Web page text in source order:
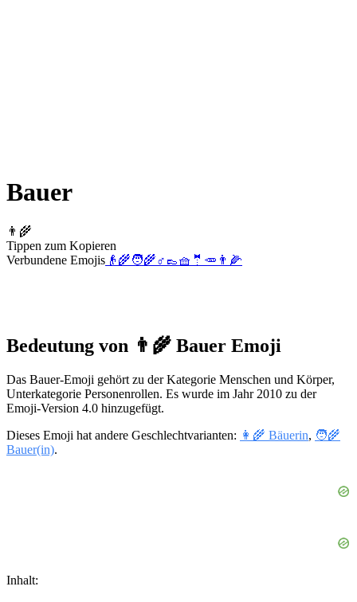
Bauer
👨‍🌾
Tippen zum Kopieren
Verbundene Emojis 👴 🌾🧑‍🌾♂️ 👞🧺 🤵 🥕 👨 🌽
Bedeutung von 👨‍🌾 Bauer Emoji
Das Bauer-Emoji gehört zu der Kategorie Menschen und Körper,
Unterkategorie Personenrollen. Es wurde im Jahr 2010 zu der
Emoji-Version 4.0 hinzugefügt.
Dieses Emoji hat andere Geschlechtvarianten: 👩‍🌾 Bäuerin, 🧑‍🌾
Bauer(in).
Inhalt: